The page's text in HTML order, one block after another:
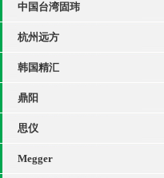
中国台湾固玮
杭州远方
韩国精汇
鼎阳
思仪
Megger